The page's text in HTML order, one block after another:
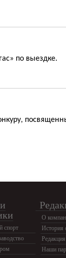
по выездке.
спорт
О
История
Редакция
Наши